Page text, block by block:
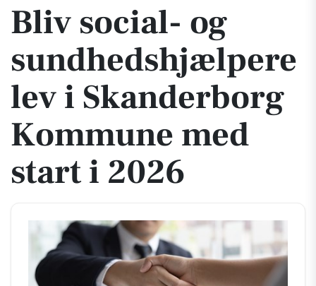
Bliv social- og
sundhedshjælpere
lev i Skanderborg
Kommune med
start i 2026